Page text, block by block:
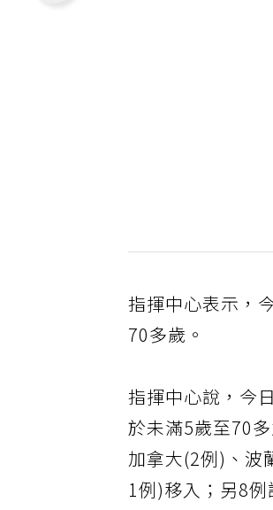
指揮中心表示，
70多歲。
指揮中心說，今
於未滿5歲至70
加拿大(2例)、波
1例)移入；另8